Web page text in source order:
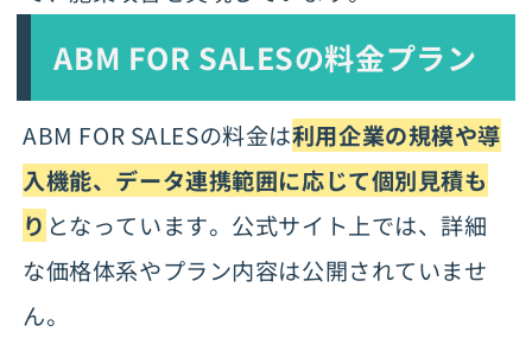
ABM FOR SALESの料金プラン
ABM FOR SALESの料金は利用企業の規模や導
入機能、データ連携範囲に応じて個別見積も
り となっています。公式サイト上では、詳細
な価格体系やプラン内容は公開されていませ
ん。